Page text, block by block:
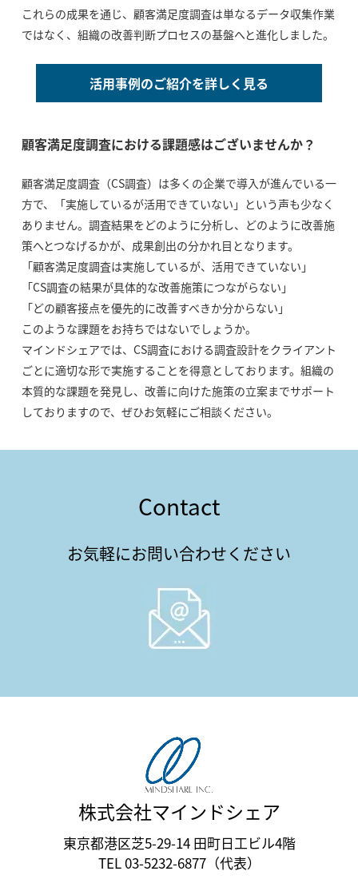
これらの成果を通じ、顧客満足度調査は単なるデータ収集作業
ではなく、組織の改善判断プロセスの基盤へと進化しました。
活用事例のご紹介を詳しく見る
顧客満足度調査における課題感はございませんか？
顧客満足度調査（CS調査）は多くの企業で導入が進んでいる一
方で、「実施しているが活用できていない」という声も少なく
ありません。調査結果をどのように分析し、どのように改善施
策へとつなげるかが、成果創出の分かれ目となります。
「顧客満足度調査は実施しているが、活用できていない」
「CS調査の結果が具体的な改善施策につながらない」
「どの顧客接点を優先的に改善すべきか分からない」
このような課題をお持ちではないでしょうか。
マインドシェアでは、CS調査における調査設計をクライアント
ごとに適切な形で実施することを得意としております。組織の
本質的な課題を発見し、改善に向けた施策の立案までサポート
しておりますので、ぜひお気軽にご相談ください。
Contact
お気軽にお問い合わせください
株式会社マインドシェア
東京都港区芝5-29-14 田町日工ビル4階
TEL 03-5232-6877（代表）